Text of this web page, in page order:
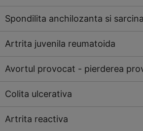
Spondilita anchilozanta si sarcina
Artrita juvenila reumatoida
Avortul provocat - pierderea
Colita ulcerativa
Artrita reactiva